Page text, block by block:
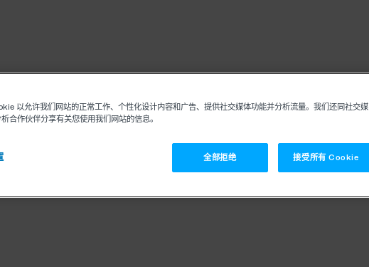
以允许我们网站的正常工作、个性化设计内容和广告、提供社交媒体功能并分析流量。我们还同社交媒
合作伙伴分享有关您使用我们网站的信息。
全部拒绝 接受所有 Cookie